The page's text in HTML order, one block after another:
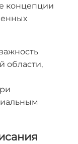
концепции
области,